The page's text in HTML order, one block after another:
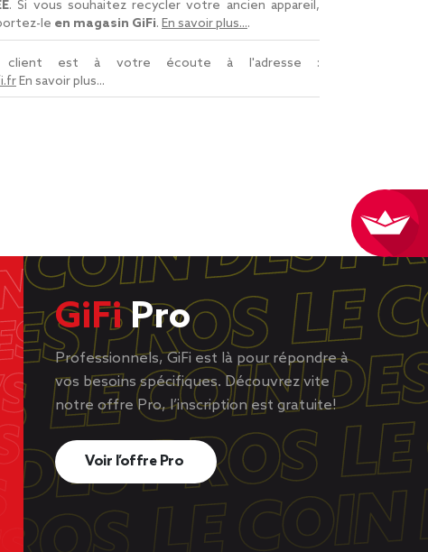
. Si vous souhaitez recycler votre ancien appareil,
le en magasin GiFi. En savoir plus....
client est à votre écoute à l'adresse :
En savoir plus...
GiFiPro
Professionnels, GiFi est là pour répondre à
vos besoins spécifiques. Découvrez vite
notre offre Pro, l’inscription est gratuite!
Voir l’offre Pro